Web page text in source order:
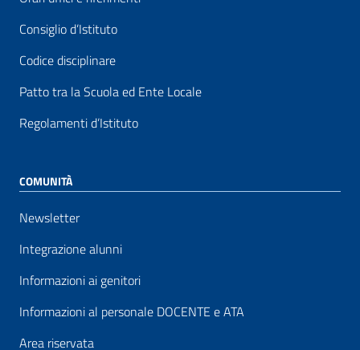
Consiglio d’Istituto
Codice disciplinare
Patto tra la Scuola ed Ente Locale
Regolamenti d’Istituto
COMUNITÀ
Newsletter
Integrazione alunni
Informazioni ai genitori
Informazioni al personale DOCENTE e ATA
Area riservata